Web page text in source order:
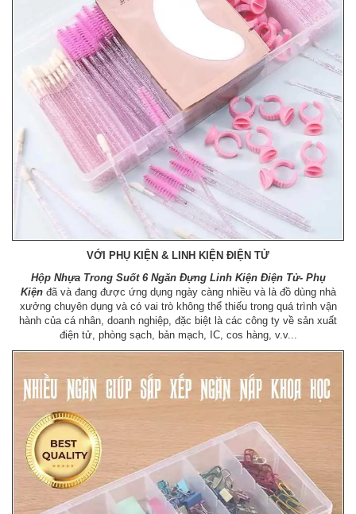
VỚI PHỤ KIỆN & LINH KIỆN ĐIỆN TỬ
Hộp Nhựa Trong Suốt 6 Ngăn Đựng Linh Kiện Điện Tử- Phụ
Kiện đã và đang được ứng dụng ngày càng nhiều và là đồ dùng nhà
xưởng chuyên dụng và có vai trò không thể thiếu trong quá trình vận
hành của cá nhân, doanh nghiệp, đặc biệt là các công ty về sản xuất
điện tử, phòng sạch, bản mạch, IC, cos hàng, v.v...